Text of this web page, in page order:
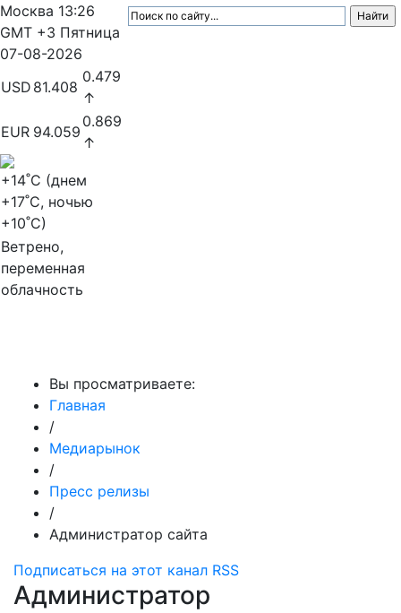
Москва 13:26
GMT +3 Пятница
07-08-2026
USD 81.408
0.479
↑
EUR 94.059
0.869
↑
+14˚C (днем
+17˚C, ночью
+10˚C)
Ветрено,
переменная
облачность
Вы просматриваете:
Главная
/
Медиарынок
/
Пресс релизы
/
Администратор сайта
Подписаться на этот канал RSS
Администратор